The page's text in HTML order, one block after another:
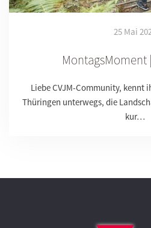
25 Mai
MontagsMoment
Liebe CVJM-Community, kennt
Thüringen unterwegs, die
kur…